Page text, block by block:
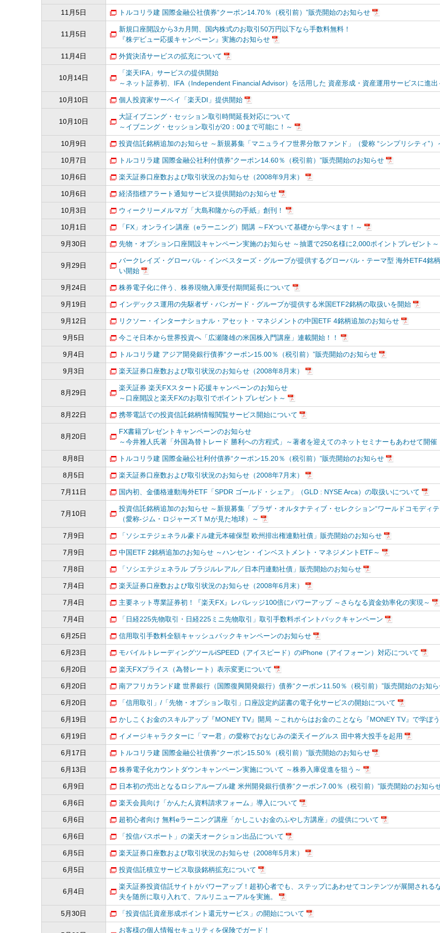
11月5日 トルコリラ建 国際金融公社債券“クーポン14.70％（税引前）”販売開始のお知らせ
11月5日
新規口座開設から3カ月間、国内株式のお取引50万円以下なら手数料無料！
『株デビュー応援キャンペーン』実施のお知らせ
11月4日 外貨決済サービスの拡充について
10月14日
「楽天IFA」サービスの提供開始
～ネット証券初、IFA（Independent Financial Advisor）を活用した 資産形成・資産運用サービスに進出
10月10日 個人投資家サーベイ「楽天DI」提供開始
10月10日
大証イブニング・セッション取引時間延長対応について
～イブニング・セッション取引が20：00まで可能に！～
10月9日 投資信託銘柄追加のお知らせ ～新規募集「マニュライフ世界分散ファンド」（愛称 “シンプリシティ”）
10月7日 トルコリラ建 国際金融公社利付債券“クーポン14.60％（税引前）”販売開始のお知らせ
10月6日 楽天証券口座数および取引状況のお知らせ（2008年9月末）
10月6日 経済指標アラート通知サービス提供開始のお知らせ
10月3日 ウィークリーメルマガ「大島和隆からの手紙」創刊！
10月1日 「FX」オンライン講座（eラーニング）開講 ～FXついて基礎から学べます！～
9月30日 先物・オプション口座開設キャンペーン実施のお知らせ ～抽選で250名様に2,000ポイントプレゼント～
9月29日
バークレイズ・グローバル・インベスターズ・グループが提供するグローバル・テーマ型 海外ETF4銘
い開始
9月24日 株券電子化に伴う、株券現物入庫受付期間延長について
9月19日 インデックス運用の先駆者ザ・バンガード・グループが提供する米国ETF2銘柄の取扱いを開始
9月12日 リクソー・インターナショナル・アセット・マネジメントの中国ETF 4銘柄追加のお知らせ
9月5日 今こそ日本から世界投資へ「広瀬隆雄の米国株入門講座」連載開始！！
9月4日 トルコリラ建 アジア開発銀行債券“クーポン15.00％（税引前）”販売開始のお知らせ
9月3日 楽天証券口座数および取引状況のお知らせ（2008年8月末）
8月29日
楽天証券 楽天FXスタート応援キャンペーンのお知らせ
～口座開設と楽天FXのお取引でポイントプレゼント～
8月22日 携帯電話での投資信託銘柄情報閲覧サービス開始について
8月20日
FX書籍プレゼントキャンペーンのお知らせ
～今井雅人氏著「外国為替トレード 勝利への方程式」～著者を迎えてのネットセミナーもあわせて開催
8月8日 トルコリラ建 国際金融公社利付債券“クーポン15.20％（税引前）”販売開始のお知らせ
8月5日 楽天証券口座数および取引状況のお知らせ（2008年7月末）
7月11日 国内初、金価格連動海外ETF「SPDR ゴールド・シェア」（GLD : NYSE Arca）の取扱いについて
7月10日
投資信託銘柄追加のお知らせ ～新規募集「プラザ・オルタナティブ・セレクション“ワールドコモディテ
（愛称-ジム・ロジャーズＴＭが見た地球）～
7月9日 「ソシエテジェネラル豪ドル建元本確保型 欧州排出権連動社債」販売開始のお知らせ
7月9日 中国ETF 2銘柄追加のお知らせ ～ハンセン・インベストメント・マネジメントETF～
7月8日 「ソシエテジェネラル ブラジルレアル／日本円連動社債」販売開始のお知らせ
7月4日 楽天証券口座数および取引状況のお知らせ（2008年6月末）
7月4日 主要ネット専業証券初！『楽天FX』レバレッジ100倍にパワーアップ ～さらなる資金効率化の実現～
7月4日 「日経225先物取引・日経225ミニ先物取引」取引手数料ポイントバックキャンペーン
6月25日 信用取引手数料全額キャッシュバックキャンペーンのお知らせ
6月23日 モバイルトレーディングツールiSPEED（アイスピード）のiPhone（アイフォーン）対応について
6月20日 楽天FXプライス（為替レート）表示変更について
6月20日 南アフリカランド建 世界銀行（国際復興開発銀行）債券“クーポン11.50％（税引前）”販売開始のお知
6月20日 「信用取引」/「先物・オプション取引」口座設定約諾書の電子化サービスの開始について
6月19日 かしこくお金のスキルアップ『MONEY TV』開局 ～これからはお金のことなら『MONEY TV』で学ぼ
6月19日 イメージキャラクターに「マー君」の愛称でおなじみの楽天イーグルス 田中将大投手を起用
6月17日 トルコリラ建 国際金融公社債券“クーポン15.50％（税引前）”販売開始のお知らせ
6月13日 株券電子化カウントダウンキャンペーン実施について ～株券入庫促進を狙う～
6月9日 日本初の売出となるロシアルーブル建 米州開発銀行債券“クーポン7.00％（税引前）”販売開始のお知ら
6月6日 楽天会員向け「かんたん資料請求フォーム」導入について
6月6日 超初心者向け 無料eラーニング講座「かしこいお金のふやし方講座」の提供について
6月6日 「投信パスポート」の楽天オークション出品について
6月5日 楽天証券口座数および取引状況のお知らせ（2008年5月末）
6月5日 投資信託積立サービス取扱銘柄拡充について
6月4日
楽天証券投資信託サイトがパワーアップ！超初心者でも、ステップにあわせてコンテンツが展開される
夫を随所に取り入れて、フルリニューアルを実施。
5月30日 「投資信託資産形成ポイント還元サービス」の開始について
お客様の個人情報セキュリティを保険でガード！